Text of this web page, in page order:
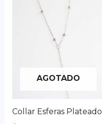
AGOTADO
Collar Esferas Plateado